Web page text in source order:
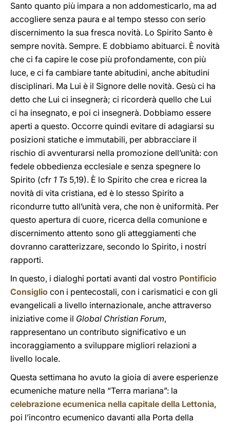
Santo quanto più impara a non addomesticarlo, ma ad
accogliere senza paura e al tempo stesso con serio
discernimento la sua fresca novità. Lo Spirito Santo è
sempre novità. Sempre. E dobbiamo abituarci. È novità
che ci fa capire le cose più profondamente, con più
luce, e ci fa cambiare tante abitudini, anche abitudini
disciplinari. Ma Lui è il Signore delle novità. Gesù ci ha
detto che Lui ci insegnerà; ci ricorderà quello che Lui
ci ha insegnato, e poi ci insegnerà. Dobbiamo essere
aperti a questo. Occorre quindi evitare di adagiarsi su
posizioni statiche e immutabili, per abbracciare il
rischio di avventurarsi nella promozione dell’unità: con
fedele obbedienza ecclesiale e senza spegnere lo
Spirito (cfr 1 Ts 5,19). È lo Spirito che crea e ricrea la
novità di vita cristiana, ed è lo stesso Spirito a
ricondurre tutto all’unità vera, che non è uniformità. Per
questo apertura di cuore, ricerca della comunione e
discernimento attento sono gli atteggiamenti che
dovranno caratterizzare, secondo lo Spirito, i nostri
rapporti.
In questo, i dialoghi portati avanti dal vostro Pontificio
Consiglio con i pentecostali, con i carismatici e con gli
evangelicali a livello internazionale, anche attraverso
iniziative come il Global Christian Forum,
rappresentano un contributo significativo e un
incoraggiamento a sviluppare migliori relazioni a
livello locale.
Questa settimana ho avuto la gioia di avere esperienze
ecumeniche mature nella “Terra mariana”: la
celebrazione ecumenica nella capitale della Lettonia,
poi l’incontro ecumenico davanti alla Porta della